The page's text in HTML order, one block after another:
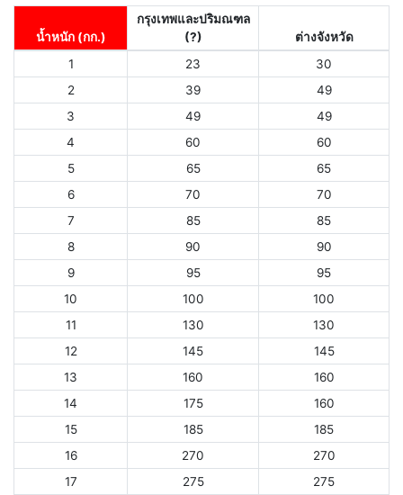
น้ำหนัก (กก.)
กรุงเทพและปริมณฑล
(?)
ต่างจังหวัด
1
23
30
2
39
49
3
49
49
4
60
60
5
65
65
6
70
70
7
85
85
8
90
90
9
95
95
10
100
100
11
130
130
12
145
145
13
160
160
14
175
160
15
185
185
16
270
270
17
275 275